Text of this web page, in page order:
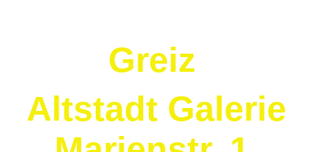
Greiz
Altstadt Galerie